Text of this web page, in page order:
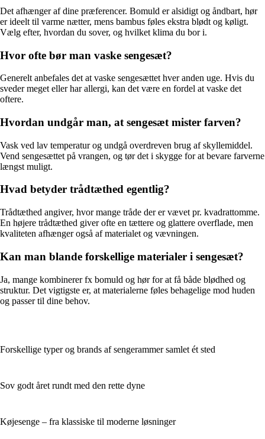
Det afhænger af dine præferencer. Bomuld er alsidigt og åndbart, hør
er ideelt til varme nætter, mens bambus føles ekstra blødt og køligt.
Vælg efter, hvordan du sover, og hvilket klima du bor i.
Hvor ofte bør man vaske sengesæt?
Generelt anbefales det at vaske sengesættet hver anden uge. Hvis du
sveder meget eller har allergi, kan det være en fordel at vaske det
oftere.
Hvordan undgår man, at sengesæt mister farven?
Vask ved lav temperatur og undgå overdreven brug af skyllemiddel.
Vend sengesættet på vrangen, og tør det i skygge for at bevare farverne
længst muligt.
Hvad betyder trådtæthed egentlig?
Trådtæthed angiver, hvor mange tråde der er vævet pr. kvadrattomme.
En højere trådtæthed giver ofte en tættere og glattere overflade, men
kvaliteten afhænger også af materialet og vævningen.
Kan man blande forskellige materialer i sengesæt?
Ja, mange kombinerer fx bomuld og hør for at få både blødhed og
struktur. Det vigtigste er, at materialerne føles behagelige mod huden
og passer til dine behov.
Forskellige typer og brands af sengerammer samlet ét sted
Sov godt året rundt med den rette dyne
Køjesenge – fra klassiske til moderne løsninger